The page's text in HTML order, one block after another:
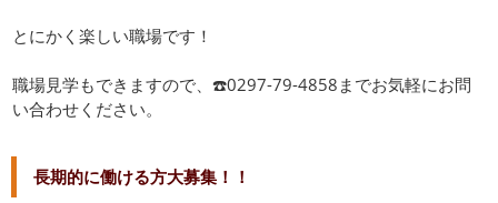
とにかく楽しい職場です！
職場見学もできますので、☎️0297-79-4858までお気軽にお問
い合わせください。
長期的に働ける方大募集！！